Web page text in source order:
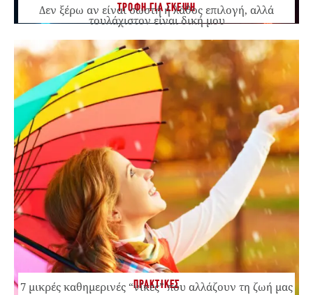
ΤΡΟΦΗ ΓΙΑ ΣΚΕΨΗ
Δεν ξέρω αν είναι σωστή ή λάθος επιλογή, αλλά
τουλάχιστον είναι δική μου
ΠΡΑΚΤΙΚΕΣ
7 μικρές καθημερινές “νίκες” που αλλάζουν τη ζωή μας